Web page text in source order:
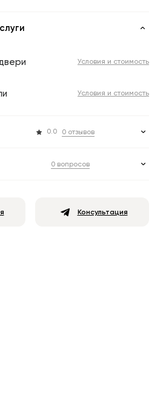
Условия и стоимость
Условия и стоимость
0.0 0 отзывов
0 вопросов
Консультация